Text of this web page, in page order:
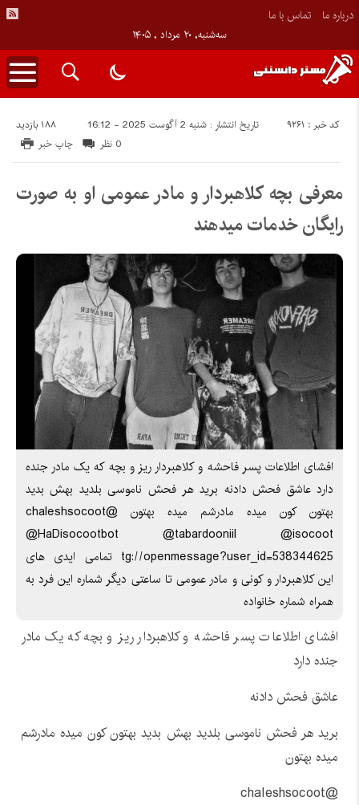
درباره ما تماس با ما
سه‌شنبه, ۲۰ مرداد , ۱۴۰۵
تاریخ انتشار : شنبه 2 آگوست 2025 - 16:12 188 بازدید کد خبر : 9261
چاپ خبر 0 نظر
معرفی بچه کلاهبردار و مادر عمومی او به صورت
رایگان خدمات میدهند
افشای اطلاعات پسر فاحشه و کلاهبردار ریز و بچه که یک مادر جنده
دارد عاشق فحش دادنه برید هر فحش ناموسی بلدید بهش بدید
بهتون کون میده مادرشم میده بهتون @chaleshsocoot
@HaDisocootbot @tabardooniil @isocoot
tg://openmessage?user_id=538344625 تمامی ایدی های
این کلاهبردار و کونی و مادر عمومی تا ساعتی دیگر شماره این فرد به
همراه شماره خانواده
افشای اطلاعات پسر فاحشه و کلاهبردار ریز و بچه که یک مادر
جنده دارد
عاشق فحش دادنه
برید هر فحش ناموسی بلدید بهش بدید بهتون کون میده مادرشم
میده بهتون
@chaleshsocoot